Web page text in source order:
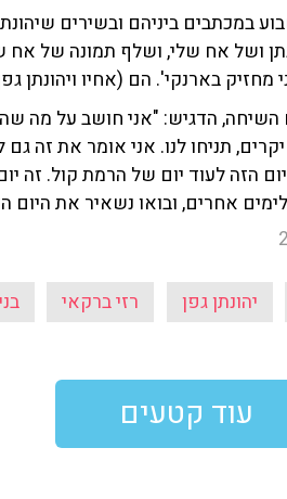
במכתבים ביניהם ובשירים
ושל אח שלי, ושלף תמונה של אח
מחזיק בארנקי'. הם (אחיו ויהונתן
הדגיש: "אני חושב על מה
תניחו לנו. אני אומר את זה
הזה לעוד יום של הרמת קול.
אחרים, ובואו נשאיר את היום
יהונתן גפן רזי ברקאי
עוד קטעים